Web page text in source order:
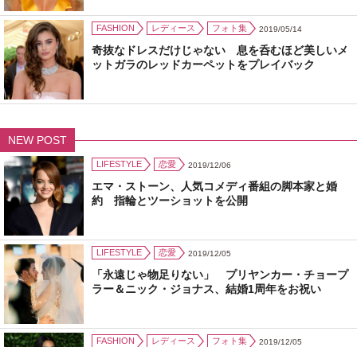
FASHION レディース フォト集 2019/05/14
奇抜なドレスだけじゃない 息を呑むほど美しいメ
ットガラのレッドカーペットをプレイバック
NEW POST
LIFESTYLE 恋愛 2019/12/06
エマ・ストーン、人気コメディ番組の脚本家と婚
約 指輪とツーショットを公開
LIFESTYLE 恋愛 2019/12/05
「永遠じゃ物足りない」 プリヤンカー・チョープ
ラー＆ニック・ジョナス、結婚1周年をお祝い
FASHION レディース フォト集 2019/12/05